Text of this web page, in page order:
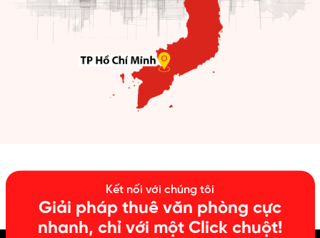
Kết nối với chúng tôi
Giải pháp thuê văn phòng cực
nhanh, chỉ với một Click chuột!